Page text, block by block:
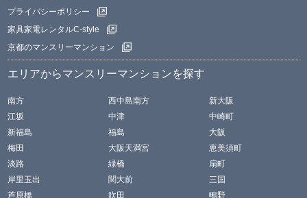
プライバシーポリシー
家具家電レンタルC-style
京都のマンスリーマンション
エリアからマンスリーマンションを探す
南方 西中島南方
新大阪
江坂
中津
中崎町
新福島
福島
大阪
梅田
大阪天満宮
恵美須町
淡路
緑橋
扇町
岸里玉出
関大前
三国
芦原橋
吹田 鴫野